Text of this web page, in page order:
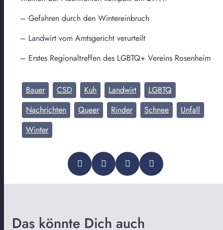
– Gefahren durch den Wintereinbruch
– Landwirt vom Amtsgericht verurteilt
– Erstes Regionaltreffen des LGBTQ+ Vereins Rosenheim
Bauer CSD Kuh Landwirt
LGBTQ
Nachrichten
Queer Rinder Schnee
Unfall
Winter
Das könnte Dich auch